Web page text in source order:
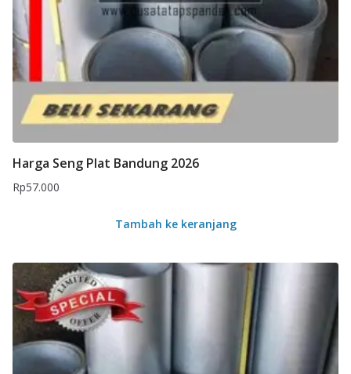
Harga Seng Plat Bandung 2026
Rp57.000
Tambah ke keranjang